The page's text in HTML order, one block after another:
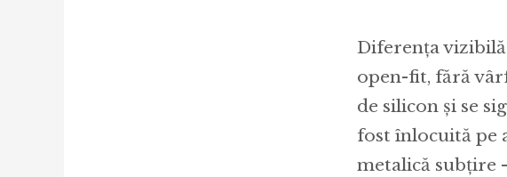
Diferența
open-fit, fără
de silicon și se
fost înlocuită pe
metalică subțire